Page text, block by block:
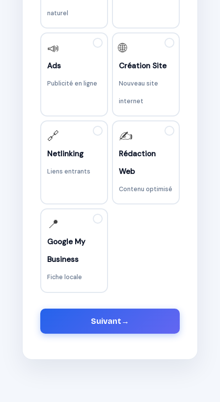
naturel
📣
Ads
Publicité en ligne
🌐
Création Site
Nouveau site
internet
🔗
Netlinking
Liens entrants
✍️
Rédaction
Web
Contenu optimisé
📍
Google My
Business
Fiche locale
Suivant →